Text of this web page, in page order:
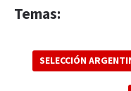
Temas:
SELECCIÓN